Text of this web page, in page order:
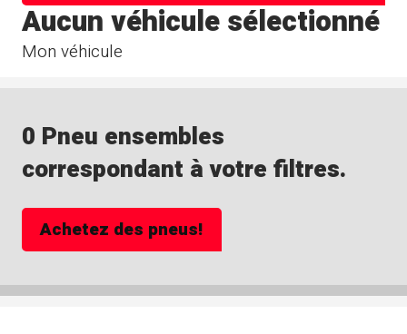
Mon véhicule
Aucun véhicule sélectionné
0 Pneu ensembles
correspondant à votre filtres.
Achetez des pneus!